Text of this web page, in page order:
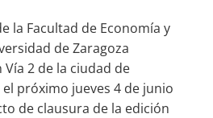
la Facultad de Economía y
de Zaragoza
2 de la ciudad de
próximo jueves 4 de junio
de clausura de la edición